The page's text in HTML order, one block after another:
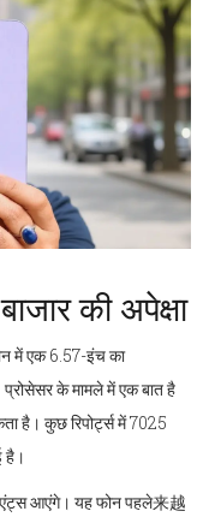
की अपेक्षा
में एक 6.57-इंच का
के मामले में एक बात है
है। कुछ रिपोर्ट्स में 7025
है।
आएंगे। यह फोन पहले来越